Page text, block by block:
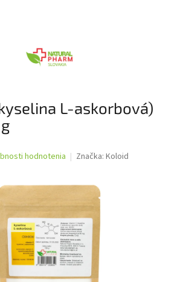
L-askorbová)
hodnotenia Značka: Koloid